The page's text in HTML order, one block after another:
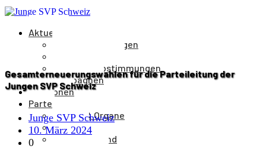
Aktuelles
Medienmitteilungen
Parolen & Abstimmungen
Kampagnen
Positionen
Partei
Aufbau & Organe
Kantone
Parteivorstand
Gesamterneuerungswahlen für die Parteileitung der
Jungen SVP Schweiz
Junge SVP Schweiz
10. März 2024
0